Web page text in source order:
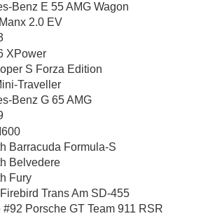
Benz E 55 AMG Wagon
2.0 EV
XPower
S Forza Edition
Traveller
Benz G 65 AMG
Barracuda Formula-S
Belvedere
Fury
Trans Am SD-455
Porsche GT Team 911 RSR